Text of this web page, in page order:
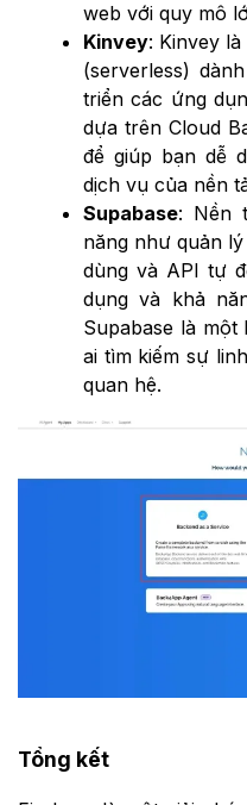
web với quy mô
Kinvey: Kinvey
(serverless)
triển các ứng
dựa trên Cloud
để giúp bạn dễ
dịch vụ của nền
Supabase: Nền
năng như quản
dùng và API tự
dụng và khả
Supabase là
ai tìm kiếm sự
quan hệ.
Tổng kết